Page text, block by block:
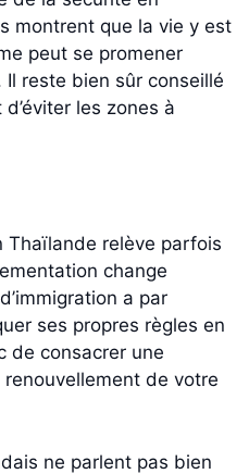
montrent que la vie y est
peut se promener
reste bien sûr conseillé
les zones à
Thaïlande relève parfois
change
a par
ses propres règles en
de consacrer une
de votre
ne parlent pas bien